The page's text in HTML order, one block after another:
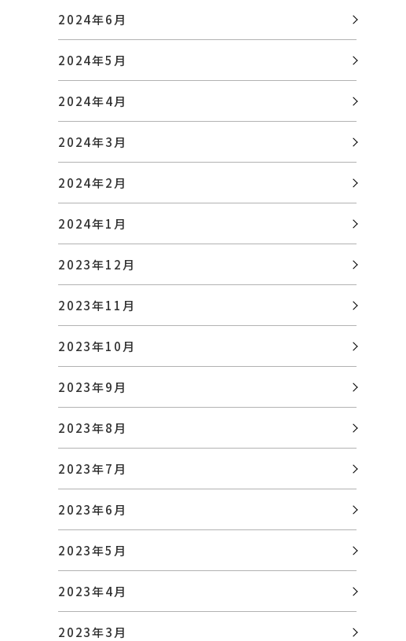
2024年6月
2024年5月
2024年4月
2024年3月
2024年2月
2024年1月
2023年12月
2023年11月
2023年10月
2023年9月
2023年8月
2023年7月
2023年6月
2023年5月
2023年4月
2023年3月